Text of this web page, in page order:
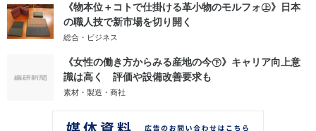
《物本位＋コトで仕掛ける革小物のモルフォ㊤》日本
の職人技で新市場を切り開く
総合・ビジネス
《女性の働き方からみる産地の今㊦》キャリア向上意
識は高く 評価や設備改善要求も
素材・製造・商社